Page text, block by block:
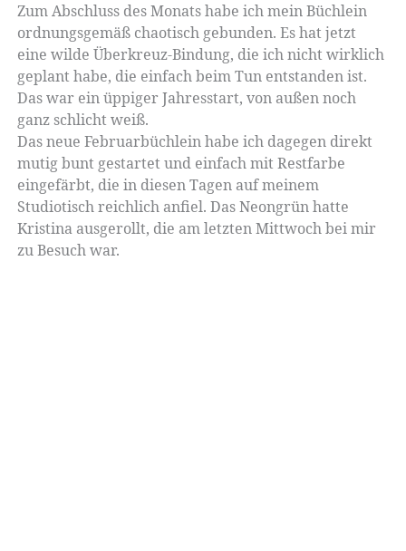
Zum Abschluss des Monats habe ich mein Büchlein
ordnungsgemäß chaotisch gebunden. Es hat jetzt
eine wilde Überkreuz-Bindung, die ich nicht wirklich
geplant habe, die einfach beim Tun entstanden ist.
Das war ein üppiger Jahresstart, von außen noch
ganz schlicht weiß.
Das neue Februarbüchlein habe ich dagegen direkt
mutig bunt gestartet und einfach mit Restfarbe
eingefärbt, die in diesen Tagen auf meinem
Studiotisch reichlich anfiel. Das Neongrün hatte
Kristina ausgerollt, die am letzten Mittwoch bei mir
zu Besuch war.